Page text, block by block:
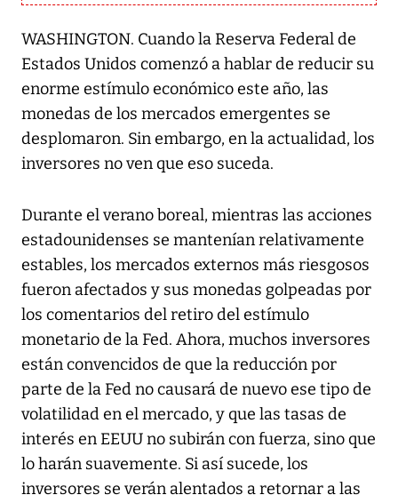
WASHINGTON. Cuando la Reserva Federal de
Estados Unidos comenzó a hablar de reducir su
enorme estímulo económico este año, las
monedas de los mercados emergentes se
desplomaron. Sin embargo, en la actualidad, los
inversores no ven que eso suceda.
Durante el verano boreal, mientras las acciones
estadounidenses se mantenían relativamente
estables, los mercados externos más riesgosos
fueron afectados y sus monedas golpeadas por
los comentarios del retiro del estímulo
monetario de la Fed. Ahora, muchos inversores
están convencidos de que la reducción por
parte de la Fed no causará de nuevo ese tipo de
volatilidad en el mercado, y que las tasas de
interés en EEUU no subirán con fuerza, sino que
lo harán suavemente. Si así sucede, los
inversores se verán alentados a retornar a las